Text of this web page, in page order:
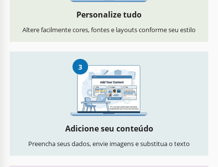
Personalize tudo
Altere facilmente cores, fontes e layouts conforme seu estilo
3
Adicione seu conteúdo
Preencha seus dados, envie imagens e substitua o texto